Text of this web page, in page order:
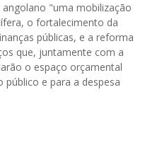
"uma mobilização
o fortalecimento da
públicas, e a reforma
que, juntamente com a
o espaço orçamental
e para a despesa